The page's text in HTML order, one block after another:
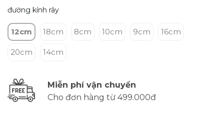
đường kính rây
12cm 18cm 8cm 10cm 9cm 16cm
20cm 14cm
Miễn phí vận chuyển
Cho đơn hàng từ 499.000đ